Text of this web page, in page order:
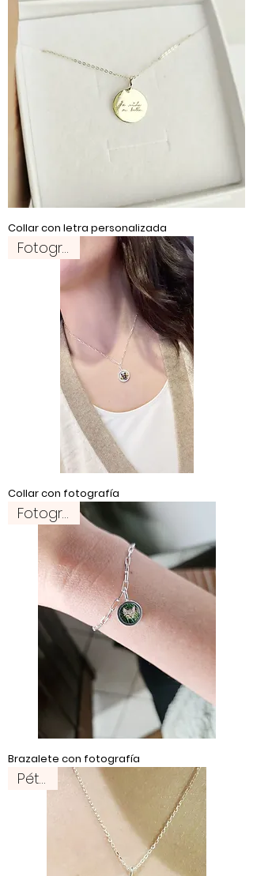
Collar con letra personalizada
Fotografía
Collar con fotografía
Fotografía
Brazalete con fotografía
Pétalo